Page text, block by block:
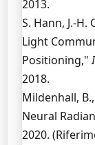
2013.
S. Hann, J.-H.
Light
Positioning,"
2018.
Mildenhall,
Neural
2020.